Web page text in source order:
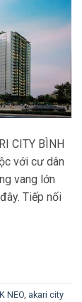
CITY BÌNH
với cư dân
vang lớn
Tiếp nối
NEO akari city